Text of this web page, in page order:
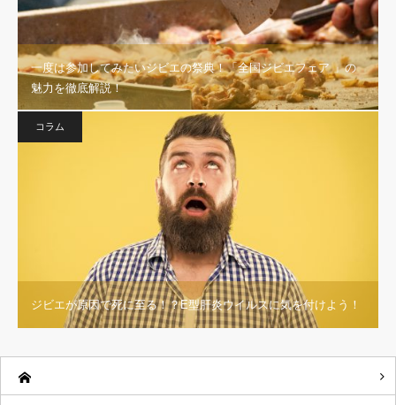
一度は参加してみたいジビエの祭典！「全国ジビエフェア 」の
魅力を徹底解説！
コラム
ジビエが原因で死に至る！？E型肝炎ウイルスに気を付けよう！